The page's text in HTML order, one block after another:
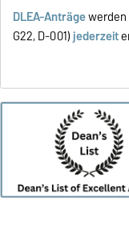
DLEA-Anträgewerden
G22, D-001)jederzeit